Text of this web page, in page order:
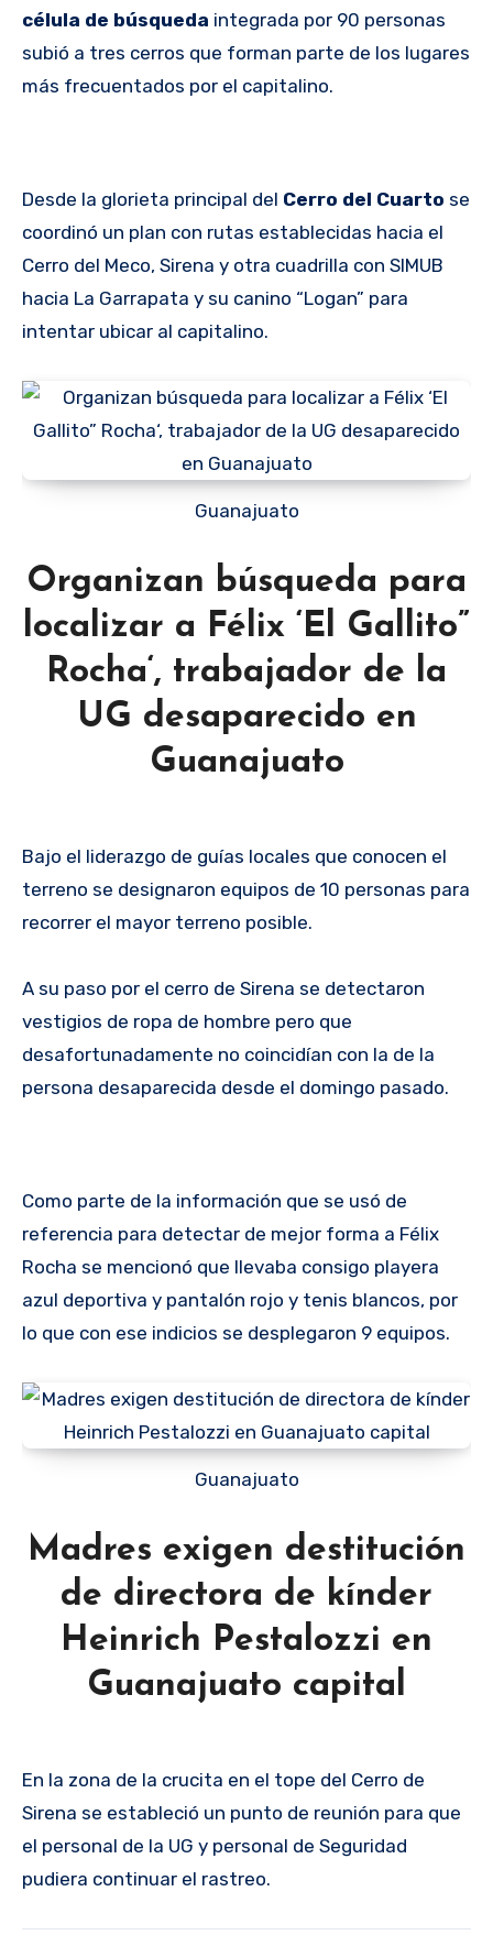
célula de búsqueda integrada por 90 personas
subió a tres cerros que forman parte de los lugares
más frecuentados por el capitalino.
Desde la glorieta principal del Cerro del Cuarto se
coordinó un plan con rutas establecidas hacia el
Cerro del Meco, Sirena y otra cuadrilla con SIMUB
hacia La Garrapata y su canino “Logan” para
intentar ubicar al capitalino.
Guanajuato
Organizan búsqueda para
localizar a Félix ‘El Gallito”
Rocha‘, trabajador de la
UG desaparecido en
Guanajuato
Bajo el liderazgo de guías locales que conocen el
terreno se designaron equipos de 10 personas para
recorrer el mayor terreno posible.
A su paso por el cerro de Sirena se detectaron
vestigios de ropa de hombre pero que
desafortunadamente no coincidían con la de la
persona desaparecida desde el domingo pasado.
Como parte de la información que se usó de
referencia para detectar de mejor forma a Félix
Rocha se mencionó que llevaba consigo playera
azul deportiva y pantalón rojo y tenis blancos, por
lo que con ese indicios se desplegaron 9 equipos.
Guanajuato
Madres exigen destitución
de directora de kínder
Heinrich Pestalozzi en
Guanajuato capital
En la zona de la crucita en el tope del Cerro de
Sirena se estableció un punto de reunión para que
el personal de la UG y personal de Seguridad
pudiera continuar el rastreo.